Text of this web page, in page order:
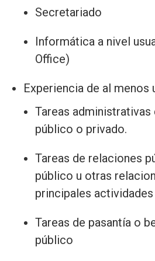
Secretariado
Informática a nivel
Office)
Experiencia de al menos
Tareas
público o privado.
Tareas de relaciones
público u otras
principales actividades
Tareas de pasantía o
público